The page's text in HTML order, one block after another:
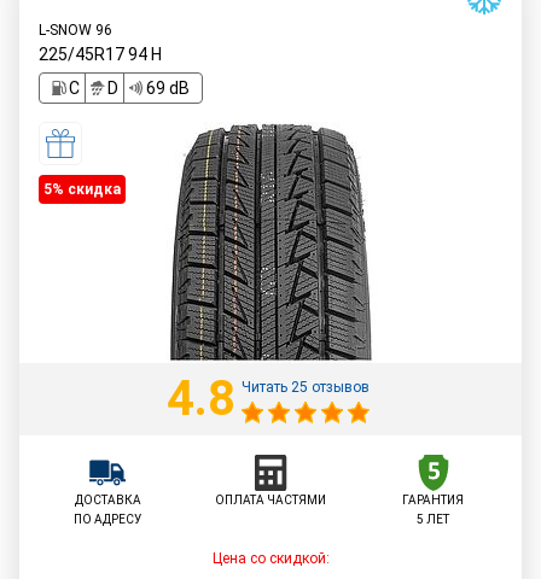
L-SNOW 96
225/45R1794 H
C
D 69 dB
5% cкидка
4.8 Читать 25 отзывов
ДОСТАВКА
ПО АДРЕСУ
ОПЛАТА ЧАСТЯМИ
ГАРАНТИЯ
5 ЛЕТ
Цена со скидкой: